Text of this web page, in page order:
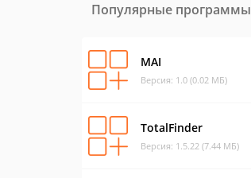
Популярные программы
MAI
Версия: 1.0 (0.02 МБ)
TotalFinder
Версия: 1.5.22 (7.44 МБ)